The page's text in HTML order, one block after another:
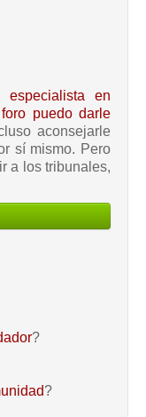
especialista en
puedo darle
aconsejarle
sí mismo. Pero
a los tribunales,
?
?